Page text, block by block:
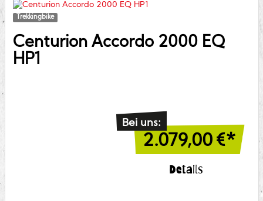
Trekkingbike
CenturionAccordo 2000 EQ
HP1
Bei uns:
2.079,00 €*
Details